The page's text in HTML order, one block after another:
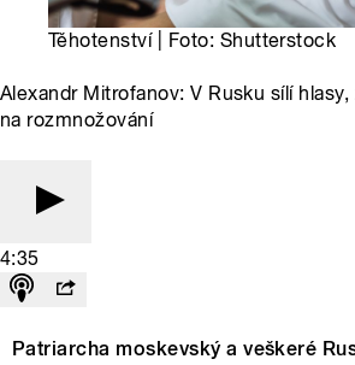
Těhotenství | Foto: Shutterstock
Alexandr Mitrofanov: V Rusku sílí
na rozmnožování
4:35
Patriarcha moskevský a veškeré